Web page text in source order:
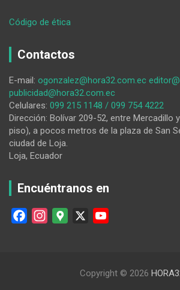
Código de ética
la
del
subsidio
al
diésel,
convertido
fantasma’
Contactos
E-mail: ogonzalez@hora32.com.ec
publicidad@hora32.com.ec
Celulares: 099 215 1148 / 099 754 4222
Dirección: Bolívar 209-52, entre Mercadillo
piso), a pocos metros de la plaza de San
ciudad de Loja.
Loja, Ecuador
Encuéntranos en
u
Copyright © 2026